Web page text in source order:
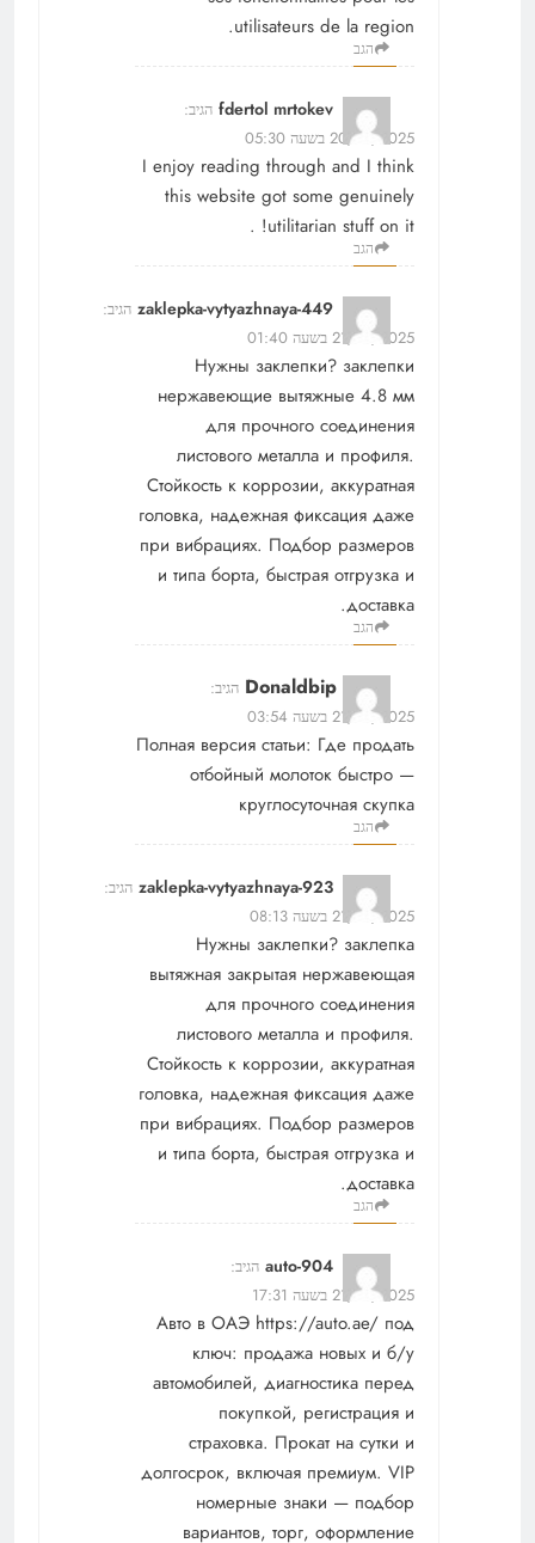
utilisateurs de la region.
הגב
fdertol mrtokev הגיב:
20/12/2025 בשעה 05:30
I enjoy reading through and I think
this website got some genuinely
utilitarian stuff on it! .
הגב
zaklepka-vytyazhnaya-449 הגיב:
21/12/2025 בשעה 01:40
Нужны заклепки? заклепки
нержавеющие вытяжные 4.8 мм
для прочного соединения
листового металла и профиля.
Стойкость к коррозии, аккуратная
головка, надежная фиксация даже
при вибрациях. Подбор размеров
и типа борта, быстрая отгрузка и
доставка.
הגב
Donaldbip הגיב:
21/12/2025 בשעה 03:54
Полная версия статьи: Где продать
отбойный молоток быстро —
круглосуточная скупка
הגב
zaklepka-vytyazhnaya-923 הגיב:
21/12/2025 בשעה 08:13
Нужны заклепки? заклепка
вытяжная закрытая нержавеющая
для прочного соединения
листового металла и профиля.
Стойкость к коррозии, аккуратная
головка, надежная фиксация даже
при вибрациях. Подбор размеров
и типа борта, быстрая отгрузка и
доставка.
הגב
auto-904 הגיב:
21/12/2025 בשעה 17:31
Авто в ОАЭ https://auto.ae/ под
ключ: продажа новых и б/у
автомобилей, диагностика перед
покупкой, регистрация и
страховка. Прокат на сутки и
долгосрок, включая премиум. VIP
номерные знаки — подбор
вариантов, торг, оформление